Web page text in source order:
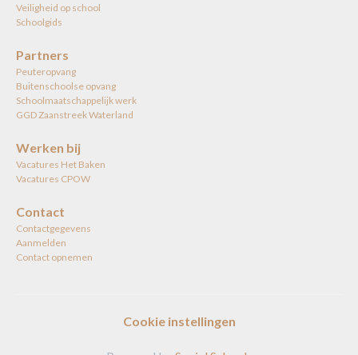
Veiligheid op school
Schoolgids
Partners
Peuteropvang
Buitenschoolse opvang
Schoolmaatschappelijk werk
GGD Zaanstreek Waterland
Werken bij
Vacatures Het Baken
Vacatures CPOW
Contact
Contactgegevens
Aanmelden
Contact opnemen
Cookie instellingen